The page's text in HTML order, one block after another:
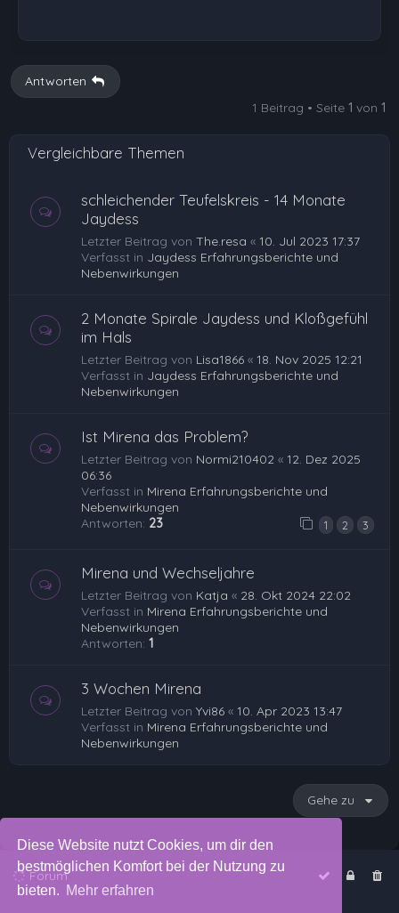
Diese Website nutzt Cookies, um dir den
bestmöglichen Komfort bei der Nutzung zu
bieten. Mehr erfahren
Antworten
1 Beitrag • Seite 1 von 1
Vergleichbare Themen
schleichender Teufelskreis - 14 Monate
Jaydess
Letzter Beitrag von The.resa « 10. Jul 2023 17:37
Verfasst in Jaydess Erfahrungsberichte und
Nebenwirkungen
2 Monate Spirale Jaydess und Kloßgefühl
im Hals
Letzter Beitrag von Lisa1866 « 18. Nov 2025 12:21
Verfasst in Jaydess Erfahrungsberichte und
Nebenwirkungen
Ist Mirena das Problem?
Letzter Beitrag von Normi210402 « 12. Dez 2025
06:36
Verfasst in Mirena Erfahrungsberichte und
Nebenwirkungen
Antworten: 23 1 2 3
Mirena und Wechseljahre
Letzter Beitrag von Katja « 28. Okt 2024 22:02
Verfasst in Mirena Erfahrungsberichte und
Nebenwirkungen
Antworten: 1
3 Wochen Mirena
Letzter Beitrag von Yvi86 « 10. Apr 2023 13:47
Verfasst in Mirena Erfahrungsberichte und
Nebenwirkungen
Gehe zu
Forum